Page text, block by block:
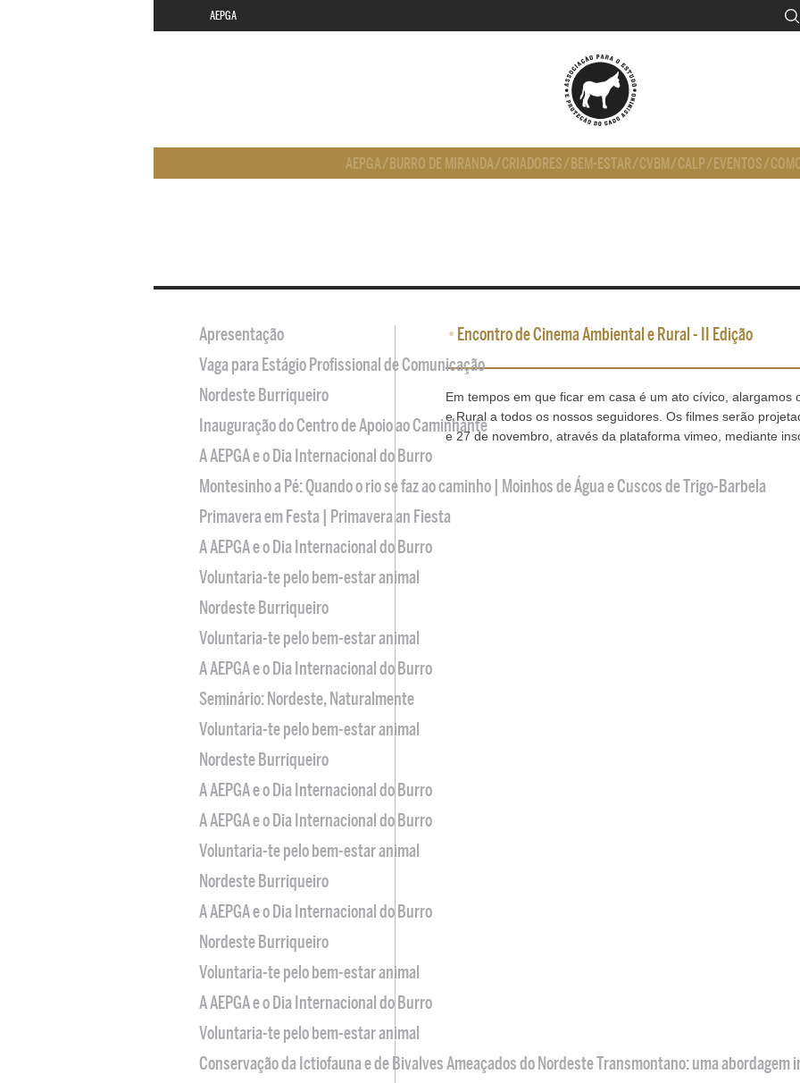
AEPGA
AEPGA/ BURRO DE MIRANDA/CRIADORES/ BEM-ESTAR/CVBM/CALP/ EVENTOS/
• Encontro de Cinema Ambiental e Rural - II Edição
Em tempos em que ficar em casa é um ato cívico, alargamos
e Rural a todos os nossos seguidores. Os filmes serão
e 27 de novembro, através da plataforma vimeo, mediante
Apresentação
Vaga para Estágio Profissional de Comunicação
Nordeste Burriqueiro
Inauguração do Centro de Apoio ao Caminhante
A AEPGA e o Dia Internacional do Burro
Montesinho a Pé: Quando o rio se faz ao caminho | Moinhos de Água e Cuscos de Trigo-Barbela
Primavera em Festa | Primavera an Fiesta
A AEPGA e o Dia Internacional do Burro
Voluntaria-te pelo bem-estar animal
Nordeste Burriqueiro
Voluntaria-te pelo bem-estar animal
A AEPGA e o Dia Internacional do Burro
Seminário: Nordeste, Naturalmente
Voluntaria-te pelo bem-estar animal
Nordeste Burriqueiro
A AEPGA e o Dia Internacional do Burro
A AEPGA e o Dia Internacional do Burro
Voluntaria-te pelo bem-estar animal
Nordeste Burriqueiro
A AEPGA e o Dia Internacional do Burro
Nordeste Burriqueiro
Voluntaria-te pelo bem-estar animal
A AEPGA e o Dia Internacional do Burro
Voluntaria-te pelo bem-estar animal
Conservação da Ictiofauna e de Bivalves Ameaçados do Nordeste Transmontano: uma abordagem